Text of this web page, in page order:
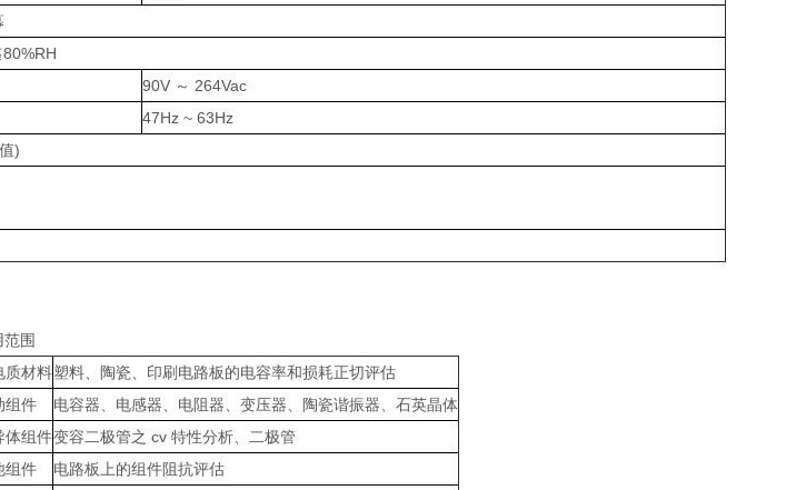
90V ～ 264Vac
47Hz ~ 63Hz
)
范围
质材料塑料、陶瓷、印刷电路板的电容率和损耗正切评估
组件
电容器、电感器、电阻器、变压器、陶瓷谐振器、石英晶体
体组件变容二极管之 cv 特性分析、二极管
组件
电路板上的组件阻抗评估